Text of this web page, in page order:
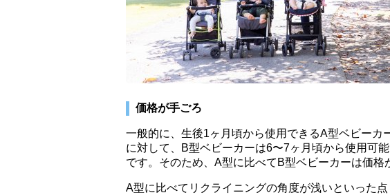
価格が手ごろ
一般的に、生後1ヶ月頃から使用できるA型ベビーカ
に対して、B型ベビーカーは6〜7ヶ月頃から使用可
です。そのため、A型に比べてB型ベビーカーは価格
A型に比べてリクライニングの角度が浅いといった